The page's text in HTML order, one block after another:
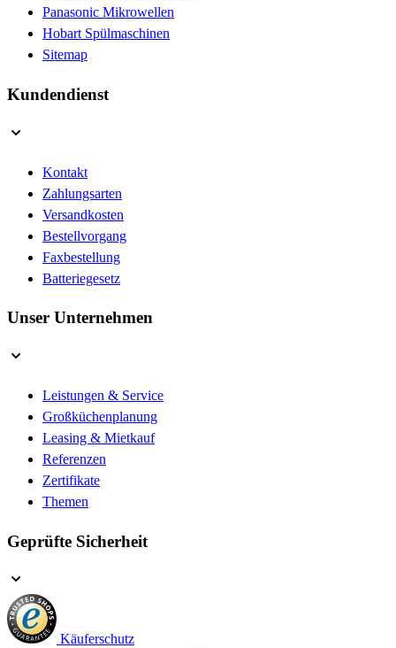
Panasonic Mikrowellen
Hobart Spülmaschinen
Sitemap
Kundendienst
Kontakt
Zahlungsarten
Versandkosten
Bestellvorgang
Faxbestellung
Batteriegesetz
Unser Unternehmen
Leistungen & Service
Großküchenplanung
Leasing & Mietkauf
Referenzen
Zertifikate
Themen
Geprüfte Sicherheit
Käuferschutz